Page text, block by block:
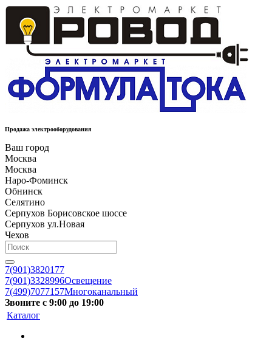
Продажа электрооборудования
Ваш город
Москва
Москва
Наро-Фоминск
Обнинск
Селятино
Серпухов Борисовское шоссе
Серпухов ул.Новая
Чехов
7(901)3820177
7(901)3328996Освещение
7(499)7077157Многоканальный
Звоните с 9:00 до 19:00
Каталог